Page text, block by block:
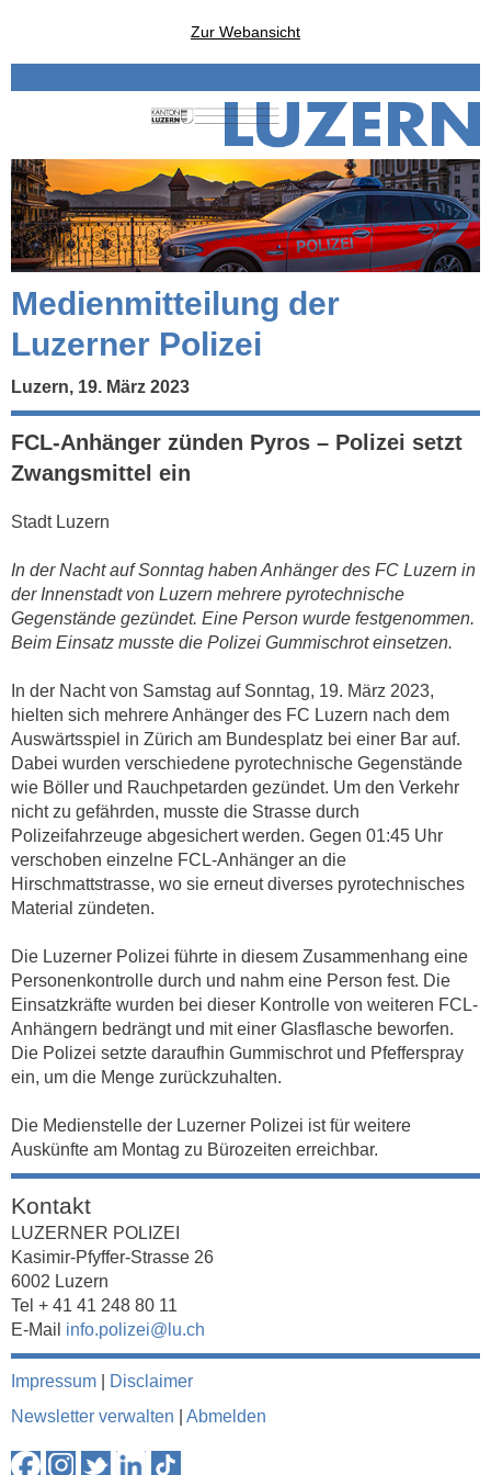
Zur Webansicht
Medienmitteilung der
Luzerner Polizei
Luzern, 19. März 2023
FCL-Anhänger zünden Pyros – Polizei setzt
Zwangsmittel ein
Stadt Luzern
In der Nacht auf Sonntag haben Anhänger des FC Luzern in
der Innenstadt von Luzern mehrere pyrotechnische
Gegenstände gezündet. Eine Person wurde festgenommen.
Beim Einsatz musste die Polizei Gummischrot einsetzen.
In der Nacht von Samstag auf Sonntag, 19. März 2023,
hielten sich mehrere Anhänger des FC Luzern nach dem
Auswärtsspiel in Zürich am Bundesplatz bei einer Bar auf.
Dabei wurden verschiedene pyrotechnische Gegenstände
wie Böller und Rauchpetarden gezündet. Um den Verkehr
nicht zu gefährden, musste die Strasse durch
Polizeifahrzeuge abgesichert werden. Gegen 01:45 Uhr
verschoben einzelne FCL-Anhänger an die
Hirschmattstrasse, wo sie erneut diverses pyrotechnisches
Material zündeten.
Die Luzerner Polizei führte in diesem Zusammenhang eine
Personenkontrolle durch und nahm eine Person fest. Die
Einsatzkräfte wurden bei dieser Kontrolle von weiteren FCL-
Anhängern bedrängt und mit einer Glasflasche beworfen.
Die Polizei setzte daraufhin Gummischrot und Pfefferspray
ein, um die Menge zurückzuhalten.
Die Medienstelle der Luzerner Polizei ist für weitere
Auskünfte am Montag zu Bürozeiten erreichbar.
Kontakt
LUZERNER POLIZEI
Kasimir-Pfyffer-Strasse 26
6002 Luzern
Tel + 41 41 248 80 11
E-Mail info.polizei@lu.ch
Impressum
Disclaimer
Newsletter verwalten
Abmelden